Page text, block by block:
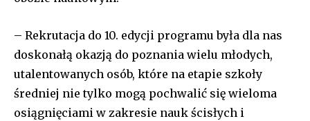
– Rekrutacja do 10. edycji programu była dla nas
doskonałą okazją do poznania wielu młodych,
utalentowanych osób, które na etapie szkoły
średniej nie tylko mogą pochwalić się wieloma
osiągnięciami w zakresie nauk ścisłych i